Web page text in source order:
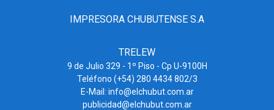
IMPRESORA CHUBUTENSE S.A
TRELEW
9 de Julio 329 - 1º Piso - Cp U-9100H
Teléfono (+54) 280 4434 802/3
E-Mail: info@elchubut.com.ar
publicidad@elchubut.com.ar